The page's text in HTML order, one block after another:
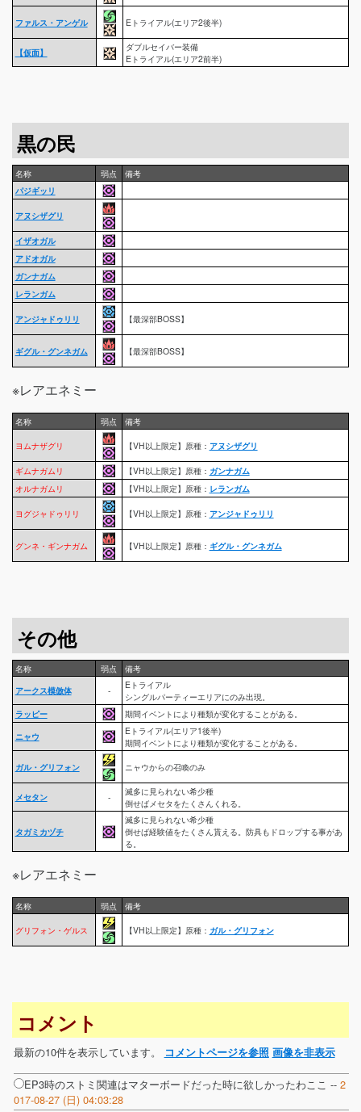
ファルス・アンゲル Eトライアル(エリア2後半)
【仮面】
ダブルセイバー装備
Eトライアル(エリア2前半)
黒の民
名称 弱点
備考
パジギッリ
アヌシザグリ
イザオガル
アドオガル
ガンナガム
レランガム
アンジャドゥリリ 【最深部BOSS】
ギグル・グンネガム 【最深部BOSS】
※レアエネミー
名称 弱点
備考
ヨムナザグリ
【VH以上限定】原種： アヌシザグリ
ギムナガムリ 【VH以上限定】原種： ガンナガム
オルナガムリ
【VH以上限定】原種： レランガム
ヨグジャドゥリリ 【VH以上限定】原種： アンジャドゥリリ
グンネ・ギンナガム 【VH以上限定】原種： ギグル・グンネガム
その他
名称 弱点
備考
アークス模倣体
-
Eトライアル
シングルパーティーエリアにのみ出現。
ラッピー
期間イベントにより種類が変化することがある。
ニャウ
Eトライアル(エリア1後半)
期間イベントにより種類が変化することがある。
ガル・グリフォン
ニャウからの召喚のみ
メセタン -
滅多に見られない希少種
倒せばメセタをたくさんくれる。
タガミカヅチ
滅多に見られない希少種
倒せば経験値をたくさん貰える。防具もドロップする事があ
る。
※レアエネミー
名称 弱点
備考
グリフォン・ゲルス
【VH以上限定】原種： ガル・グリフォン
コメント
最新の10件を表示しています。 コメントページを参照 画像を非表示
EP3時のストミ関連はマターボードだった時に欲しかったわここ -- 2
017-08-27 (日) 04:03:28